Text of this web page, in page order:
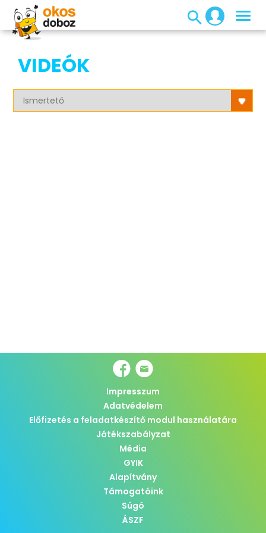
VIDEÓK
Impresszum
Adatvédelem
Előfizetés a feladatkészítő modul használatára
Játékszabályzat
Média
GYIK
Alapítvány
Támogatóink
Súgó
ÁSZF